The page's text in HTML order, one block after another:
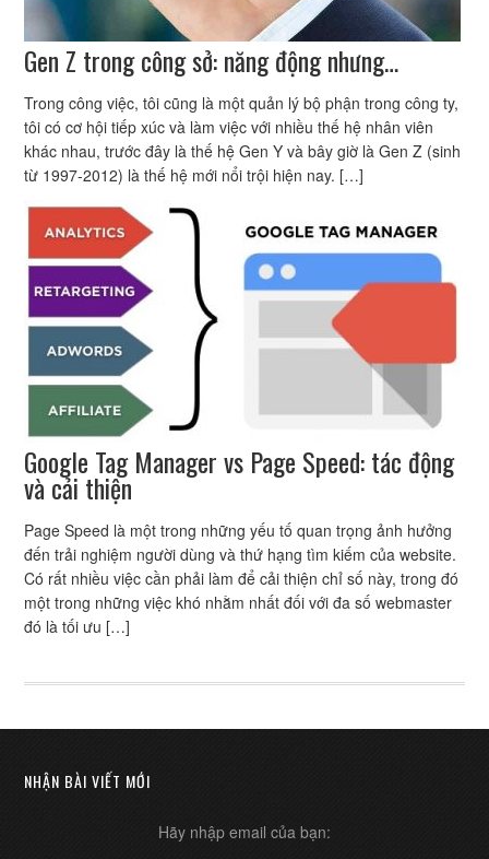
Gen Z trong công sở: năng động nhưng…
Trong công việc, tôi cũng là một quản lý bộ phận trong công ty,
tôi có cơ hội tiếp xúc và làm việc với nhiều thế hệ nhân viên
khác nhau, trước đây là thế hệ Gen Y và bây giờ là Gen Z (sinh
từ 1997-2012) là thế hệ mới nổi trội hiện nay. […]
Google Tag Manager vs Page Speed: tác động
và cải thiện
Page Speed là một trong những yếu tố quan trọng ảnh hưởng
đến trải nghiệm người dùng và thứ hạng tìm kiếm của website.
Có rất nhiều việc cần phải làm để cải thiện chỉ số này, trong đó
một trong những việc khó nhằm nhất đối với đa số webmaster
đó là tối ưu […]
NHẬN BÀI VIẾT MỚI
Hãy nhập email của bạn: